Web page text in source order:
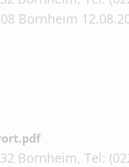
Bornheim
Bornheim, Tel: